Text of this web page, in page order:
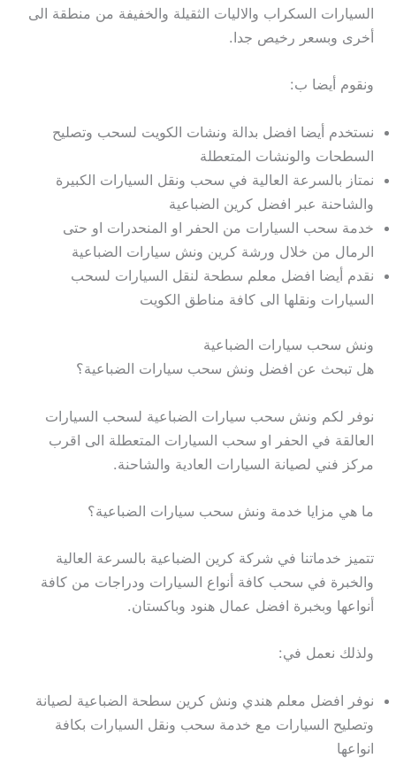
السيارات السكراب والاليات الثقيلة والخفيفة من منطقة الى
أخرى وبسعر رخيص جدا.
ونقوم أيضا ب:
نستخدم أيضا افضل بدالة ونشات الكويت لسحب وتصليح
السطحات والونشات المتعطلة
نمتاز بالسرعة العالية في سحب ونقل السيارات الكبيرة
والشاحنة عبر افضل كرين الضباعية
خدمة سحب السيارات من الحفر او المنحدرات او حتى
الرمال من خلال ورشة كرين ونش سيارات الضباعية
نقدم أيضا افضل معلم سطحة لنقل السيارات لسحب
السيارات ونقلها الى كافة مناطق الكويت
ونش سحب سيارات الضباعية
هل تبحث عن افضل ونش سحب سيارات الضباعية؟
نوفر لكم ونش سحب سيارات الضباعية لسحب السيارات
العالقة في الحفر او سحب السيارات المتعطلة الى اقرب
مركز فني لصيانة السيارات العادية والشاحنة.
ما هي مزايا خدمة ونش سحب سيارات الضباعية؟
تتميز خدماتنا في شركة كرين الضباعية بالسرعة العالية
والخبرة في سحب كافة أنواع السيارات ودراجات من كافة
أنواعها وبخبرة افضل عمال هنود وباكستان.
ولذلك نعمل في:
نوفر افضل معلم هندي ونش كرين سطحة الضباعية لصيانة
وتصليح السيارات مع خدمة سحب ونقل السيارات بكافة
انواعها